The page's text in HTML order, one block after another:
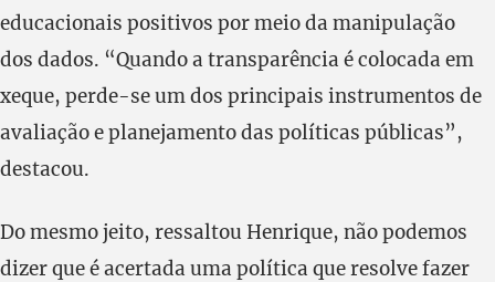
educacionais positivos por meio da manipulação
dos dados. “Quando a transparência é colocada em
xeque, perde-se um dos principais instrumentos de
avaliação e planejamento das políticas públicas”,
destacou.
Do mesmo jeito, ressaltou Henrique, não podemos
dizer que é acertada uma política que resolve fazer